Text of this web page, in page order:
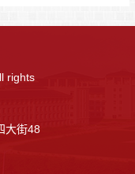
rights
大街48